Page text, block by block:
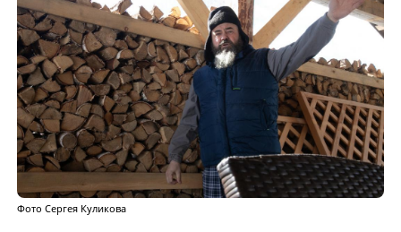
Фото Сергея Куликова